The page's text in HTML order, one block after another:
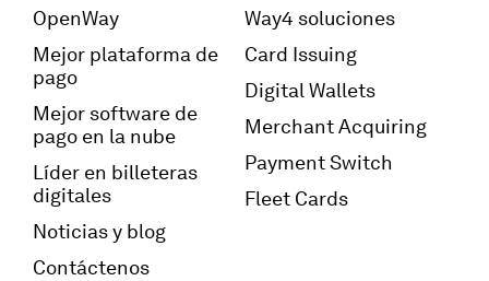
OpenWay
Mejor plataforma de
pago
Mejor software de
pago en la nube
Líder en billeteras
digitales
Noticias y blog
Contáctenos
Way4 soluciones
Card Issuing
Digital Wallets
Merchant Acquiring
Payment Switch
Fleet Cards